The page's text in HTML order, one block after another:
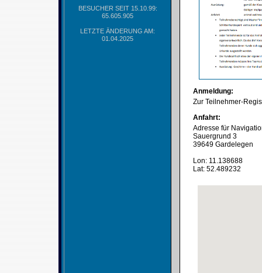
BESUCHER SEIT 15.10.99:
65.605.905
LETZTE ÄNDERUNG AM:
01.04.2025
Anmeldung:
Zur Teilnehmer-
Anfahrt:
Adresse für
Sauergrund 3
39649 Gardelegen
Lon: 11.138688
Lat: 52.489232